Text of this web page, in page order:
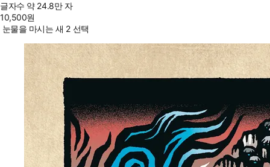
글자수 약 24.8만 자
10,500원
눈물을 마시는 새 2 선택